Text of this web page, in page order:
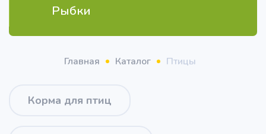
Рыбки
Главная Каталог Птицы
Корма для птиц